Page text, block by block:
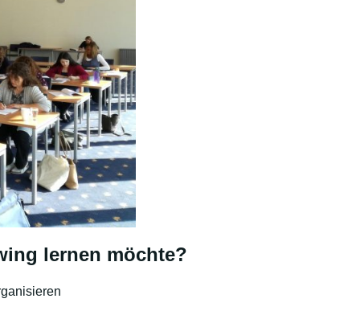
lernen möchte?